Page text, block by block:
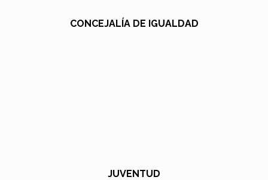
CONCEJALÍA DE IGUALDAD
JUVENTUD